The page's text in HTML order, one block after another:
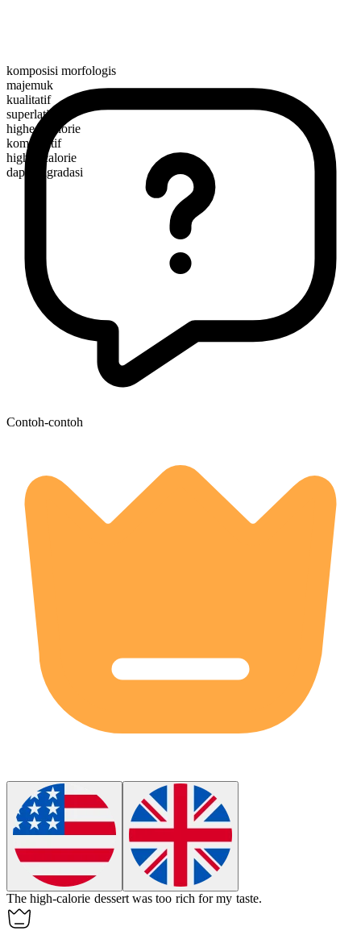
komposisi morfologis
majemuk
kualitatif
superlatif
highest-calorie
komparatif
higher-calorie
dapat digradasi
Contoh-contoh
Thehigh-calorie dessert was too rich for my taste.